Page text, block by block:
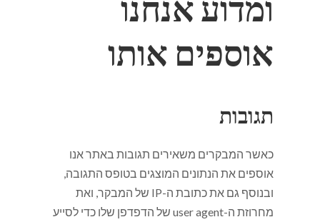
ומדוע אנחנו
אוספים אותו
תגובות
כאשר המבקרים משאירים תגובות באתר אנו
אוספים את הנתונים המוצגים בטופס התגובה,
ובנוסף גם את כתובת ה-IP של המבקר, ואת
מחרוזת ה-user agent של הדפדפן שלו כדי לסייע